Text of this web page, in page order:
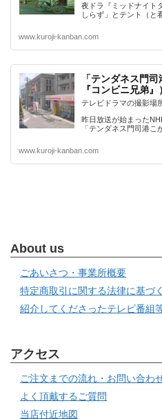
夜ドラ『ミッドナイト
しらず」とテント（と
www.kuroji-kanban.com
「テンダネス門
『コンビニ兄弟』）
テレビドラマの撮影場
昨日放送が始まった
「テンダネス門司港こ
www.kuroji-kanban.com
About us
ごあいさつ・事業所概要
特定商取引に関する法律に基づ
紹介してくださったテレビ番組
アクセス
ご注文までの流れ・お問い合わ
よく頂戴するご質問
当店付近地図